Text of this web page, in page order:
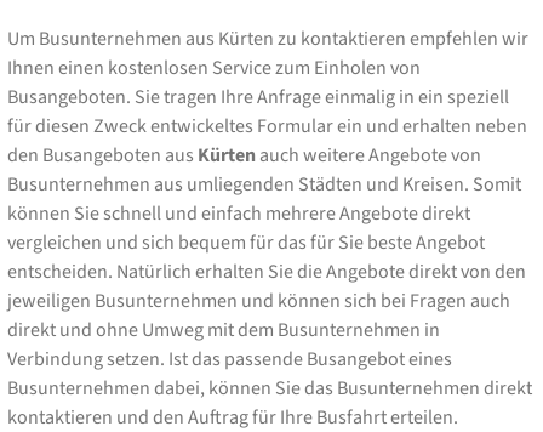
Um Busunternehmen aus Kürten zu kontaktieren empfehlen wir
Ihnen einen kostenlosen Service zum Einholen von
Busangeboten. Sie tragen Ihre Anfrage einmalig in ein speziell
für diesen Zweck entwickeltes Formular ein und erhalten neben
den Busangeboten aus Kürtenauch weitere Angebote von
Busunternehmen aus umliegenden Städten und Kreisen. Somit
können Sie schnell und einfach mehrere Angebote direkt
vergleichen und sich bequem für das für Sie beste Angebot
entscheiden. Natürlich erhalten Sie die Angebote direkt von den
jeweiligen Busunternehmen und können sich bei Fragen auch
direkt und ohne Umweg mit dem Busunternehmen in
Verbindung setzen. Ist das passende Busangebot eines
Busunternehmen dabei, können Sie das Busunternehmen direkt
kontaktieren und den Auftrag für Ihre Busfahrt erteilen.